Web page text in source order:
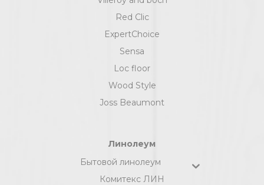
Red Clic
ExpertChoice
Sensa
Loc floor
Wood Style
Joss Beaumont
Линолеум
Бытовой линолеум
Комитекс ЛИН